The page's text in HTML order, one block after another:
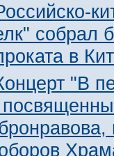
собрал
в
"В